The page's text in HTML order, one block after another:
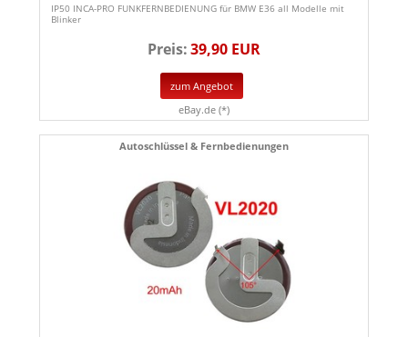
IP50 INCA-PRO FUNKFERNBEDIENUNG für BMW E36 all Modelle mit
Blinker
Preis:39,90 EUR
zum Angebot
eBay.de (*)
Autoschlüssel & Fernbedienungen